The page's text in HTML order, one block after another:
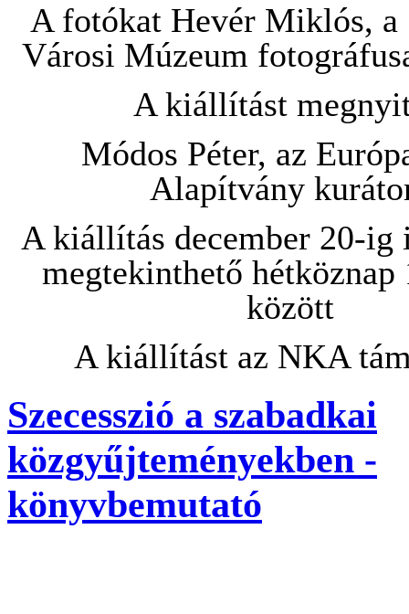
A fotókat Hevér Miklós, a
Városi Múzeum
A kiállítást
Módos Péter, az
Alapítvány
A kiállítás december 20-ig
megtekinthető hétköznap
között
A kiállítást az NKA
Szecesszió a szabadkai
közgyűjteményekben -
könyvbemutató